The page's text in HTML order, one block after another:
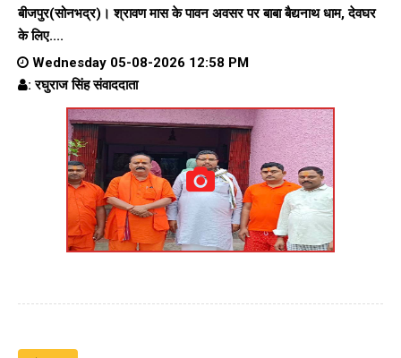
बीजपुर(सोनभद्र)। श्रावण मास के पावन अवसर पर बाबा बैद्यनाथ धाम, देवघर
के लिए....
Wednesday 05-08-2026 12:58 PM
: रघुराज सिंह संवाददाता